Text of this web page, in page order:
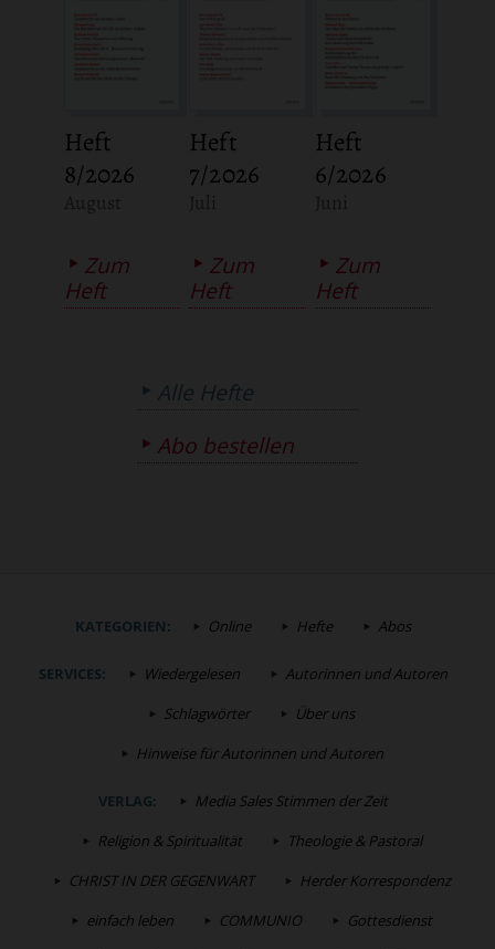
Heft
8/2026
Zum
Heft
Heft
7/2026
Zum
Heft
Heft
6/2026
Zum
Heft
Alle Hefte
Abo bestellen
KATEGORIEN: Online Hefte Abos
SERVICES: Wiedergelesen
Autorinnen und Autoren
Schlagwörter
Über uns
Hinweise für Autorinnen und Autoren
VERLAG:
Media Sales Stimmen der Zeit
Religion & Spiritualität
Theologie & Pastoral
CHRIST IN DER GEGENWART
Herder Korrespondenz
einfach leben
COMMUNIO
Gottesdienst